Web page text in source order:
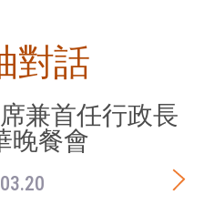
對話
兼首任行政長
晚餐會